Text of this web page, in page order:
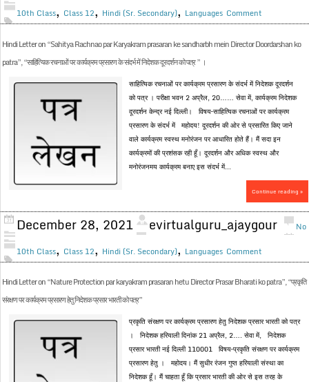
10th Class, Class 12, Hindi (Sr. Secondary), Languages Comment
Hindi Letter on “Sahitya Rachnao par Karyakram prasaran ke sandharbh mein Director Doordarshan ko
patra”, “साहित्यिक रचनाओं पर कार्यक्रम प्रसारण के संदर्भ में निदेशक दूरदर्शन को पत्र ” ।
साहित्यिक रचनाओं पर कार्यक्रम प्रसारण के संदर्भ में निदेशक दूरदर्शन
को पत्र । परीक्षा भवन 2 अप्रैल, 20…… सेवा में, कार्यक्रम निदेशक
दूरदर्शन केन्द्र नई दिल्ली। विषय–साहित्यिक रचनाओं पर कार्यक्रम
प्रसारण के संदर्भ में महोदय! दूरदर्शन की ओर से प्रसारित किए जाने
वाले कार्यक्रम स्वस्थ मनोरंजन पर आधारित होते हैं। मैं सदा इन
कार्यक्रमों की प्रशंसक रही हूँ। दूरदर्शन और अधिक स्वस्थ और
मनोरंजनमय कार्यक्रम बनाए इस संदर्भ में...
Continue reading »
December 28, 2021 evirtualguru_ajaygour
10th Class, Class 12, Hindi (Sr. Secondary), Languages
No
Comment
Hindi Letter on “Nature Protection par karyakram prasaran hetu Director Prasar Bharati ko patra”, “प्रकृति
संरक्षण पर कार्यक्रम प्रसारण हेतु निदेशक प्रसार भारती को पत्र”
प्रकृति संरक्षण पर कार्यक्रम प्रसारण हेतु निदेशक प्रसार भारती को पत्र
। निदेशक हरियाली दिनांक 21 अप्रैल, 2…. सेवा में, निदेशक
प्रसार भारती नई दिल्ली 110001 विषय–प्रकृति संरक्षण पर कार्यक्रम
प्रसारण हेतु । महोदय। मैं सुधीर रंजन गुप्त हरियाली संस्था का
निदेशक हूँ। मैं चाहता हूँ कि प्रसार भारती की ओर से इस तरह के